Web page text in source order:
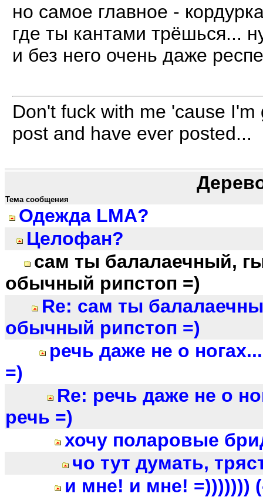
но самое главное -
где ты кантами трёшься...
и без него очень даже
Don't fuck with me 'cause
post and have ever posted...
Тема сообщения
Одежда LMA?
Целофан?
сам ты балалаечный,
обычный рипстоп =)
Re: сам ты
обычный рипстоп =)
речь даже не о
=)
Re: речь даже не о
речь =)
хочу поларовые
чо тут думать,
и мне! и мне! =)))))))